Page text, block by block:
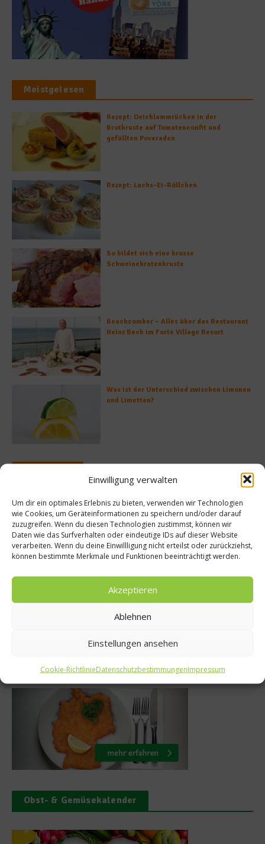
Einwilligung verwalten
Um dir ein optimales Erlebnis zu bieten, verwenden wir Technologien
wie Cookies, um Geräteinformationen zu speichern und/oder darauf
zuzugreifen. Wenn du diesen Technologien zustimmst, können wir
Daten wie das Surfverhalten oder eindeutige IDs auf dieser Website
verarbeiten. Wenn du deine Einwillligung nicht erteilst oder zurückziehst,
können bestimmte Merkmale und Funktionen beeinträchtigt werden.
Akzeptieren
Ablehnen
Einstellungen ansehen
Cookie-RichtlinieDatenschutzbestimmungenImpressum
Meistgelesen
Rezept: Deichlammrücken in der
Brotkruste auf Tomatenconfit und
gefüllten Poveraden
Rezept: Lachs-Ei-Röllchen
So bildet sich eine krosse
Schweinebratenkruste
Beachcomber – Alles über das Restaurant
Heinz Beck im Forte Village Resort
Was ist der Unterschied zwischen Limonen
und Limetten?
im
Gastro &
Welcher Wein
Obst- & Gemüsekalender